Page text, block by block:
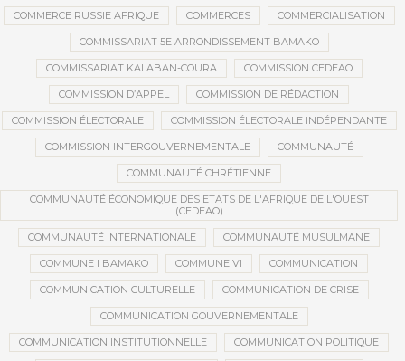
COMMERCE RUSSIE AFRIQUE COMMERCES COMMERCIALISATION
COMMISSARIAT 5E ARRONDISSEMENT BAMAKO
COMMISSARIAT KALABAN-COURA COMMISSION CEDEAO
COMMISSION D’APPEL COMMISSION DE RÉDACTION
COMMISSION ÉLECTORALE COMMISSION ÉLECTORALE INDÉPENDANTE
COMMISSION INTERGOUVERNEMENTALE COMMUNAUTÉ
COMMUNAUTÉ CHRÉTIENNE
COMMUNAUTÉ ÉCONOMIQUE DES ETATS DE L'AFRIQUE DE L'OUEST
(CEDEAO)
COMMUNAUTÉ INTERNATIONALE COMMUNAUTÉ MUSULMANE
COMMUNE I BAMAKO COMMUNE VI COMMUNICATION
COMMUNICATION CULTURELLE COMMUNICATION DE CRISE
COMMUNICATION GOUVERNEMENTALE
COMMUNICATION INSTITUTIONNELLE COMMUNICATION POLITIQUE